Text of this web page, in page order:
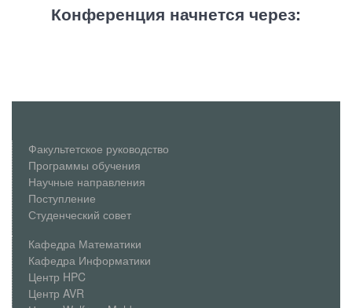
Конференция начнется через:
Факультетское руководство
Программы обучения
Научные направления
Поступление
Студенческий совет
Кафедра Математики
Кафедра Информатики
Центр HPC
Центр AVR